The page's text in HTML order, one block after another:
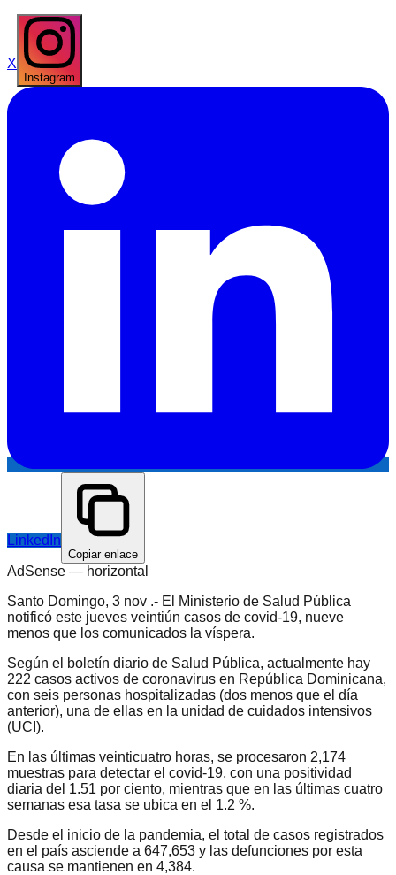
X
Instagram
LinkedIn
Copiar enlace
AdSense — horizontal
Santo Domingo, 3 nov .- El Ministerio de Salud Pública
notificó este jueves veintiún casos de covid-19, nueve
menos que los comunicados la víspera.
Según el boletín diario de Salud Pública, actualmente hay
222 casos activos de coronavirus en República Dominicana,
con seis personas hospitalizadas (dos menos que el día
anterior), una de ellas en la unidad de cuidados intensivos
(UCI).
En las últimas veinticuatro horas, se procesaron 2,174
muestras para detectar el covid-19, con una positividad
diaria del 1.51 por ciento, mientras que en las últimas cuatro
semanas esa tasa se ubica en el 1.2 %.
Desde el inicio de la pandemia, el total de casos registrados
en el país asciende a 647,653 y las defunciones por esta
causa se mantienen en 4,384.